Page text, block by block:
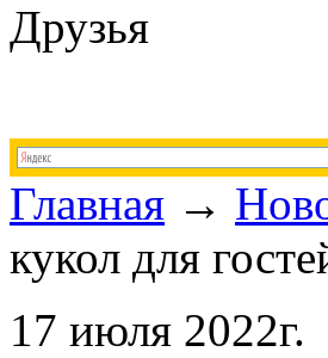
Друзья
Главная →
кукол для
17 июля 2022г.